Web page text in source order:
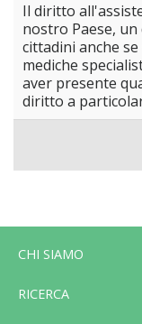
Il diritto
nostro Paese,
cittadini anche
mediche
aver presente
diritto a
CHI SIAMO
RICERCA